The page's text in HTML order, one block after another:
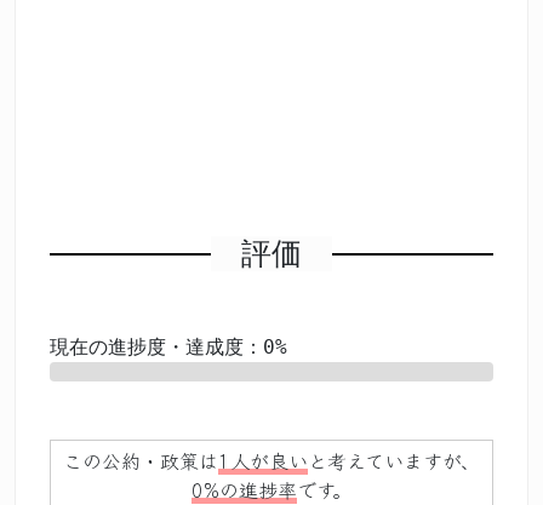
評価
現在の進捗度・達成度：0%
この公約・政策は1人が良い と考えていますが、
0%の進捗率です。